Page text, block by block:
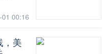
00:16
，美